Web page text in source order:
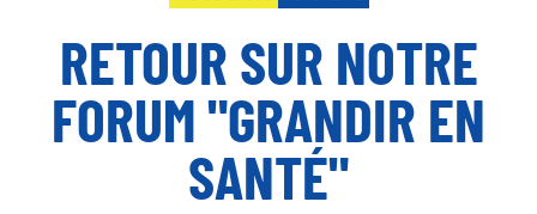
RETOUR SUR NOTRE
FORUM "GRANDIR EN
SANTÉ"